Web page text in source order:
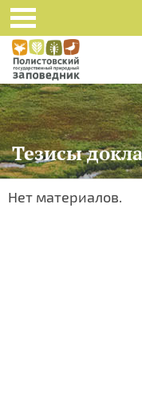
Тезисы
Нет материалов.